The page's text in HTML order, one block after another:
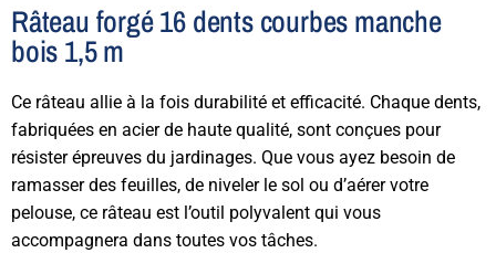
Râteau forgé 16 dents courbes manche
bois 1,5 m
Ce râteau allie à la fois durabilité et efficacité. Chaque dents,
fabriquées en acier de haute qualité, sont conçues pour
résister épreuves du jardinages. Que vous ayez besoin de
ramasser des feuilles, de niveler le sol ou d’aérer votre
pelouse, ce râteau est l’outil polyvalent qui vous
accompagnera dans toutes vos tâches.